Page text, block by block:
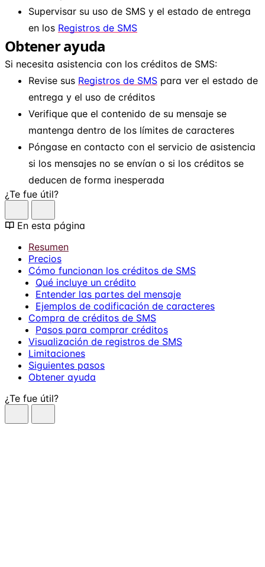
Supervisar su uso de SMS y el estado de entrega
en los Registros de SMS
Obtener ayuda
Si necesita asistencia con los créditos de SMS:
Revise sus Registros de SMS para ver el estado de
entrega y el uso de créditos
Verifique que el contenido de su mensaje se
mantenga dentro de los límites de caracteres
Póngase en contacto con el servicio de asistencia
si los mensajes no se envían o si los créditos se
deducen de forma inesperada
¿Te fue útil?
En esta página
Resumen
Precios
Cómo funcionan los créditos de SMS
Qué incluye un crédito
Entender las partes del mensaje
Ejemplos de codificación de caracteres
Compra de créditos de SMS
Pasos para comprar créditos
Visualización de registros de SMS
Limitaciones
Siguientes pasos
Obtener ayuda
¿Te fue útil?